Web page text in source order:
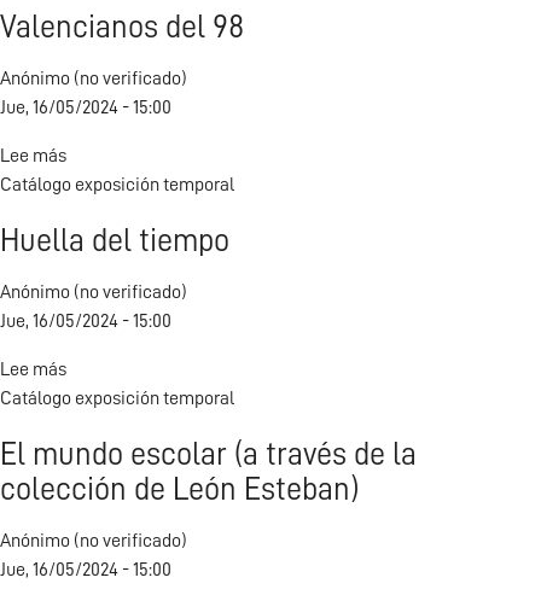
blanco
negro
Valencianos del 98
Anónimo (no verificado)
Jue, 16/05/2024 - 15:00
Lee más
Valencianos
98
Catálogo exposición temporal
Huella del tiempo
Anónimo (no verificado)
Jue, 16/05/2024 - 15:00
Lee más
Huella
tiempo
Catálogo exposición temporal
El mundo escolar (a través de la
colección de León Esteban)
Anónimo (no verificado)
Jue, 16/05/2024 - 15:00